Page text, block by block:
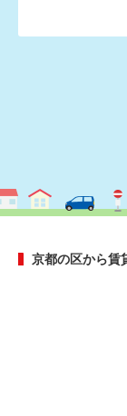
京都の区から賃